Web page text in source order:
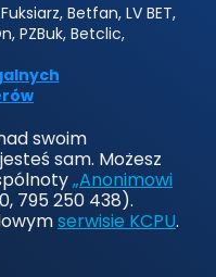
Betfan, LV BET,
PZBuk, Betclic,
swoim
sam. Możesz
„Anonimowi
795 250 438).
serwisie KCPU.